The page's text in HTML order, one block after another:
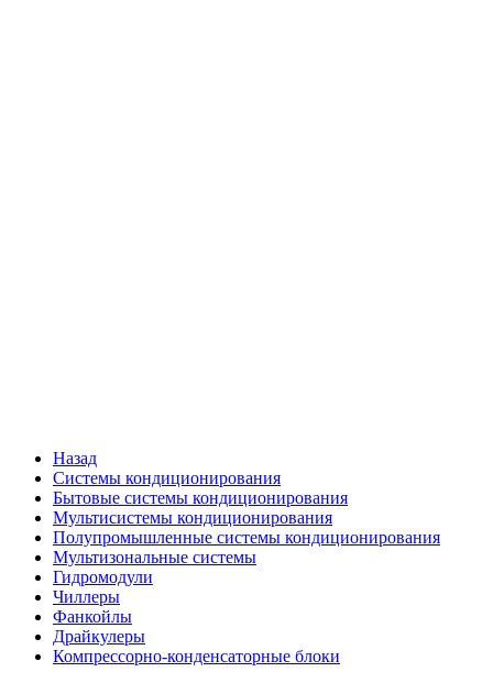
Назад
Системы кондиционирования
Бытовые системы кондиционирования
Мультисистемы кондиционирования
Полупромышленные системы кондиционирования
Мультизональные системы
Гидромодули
Чиллеры
Фанкойлы
Драйкулеры
Компрессорно-конденсаторные блоки